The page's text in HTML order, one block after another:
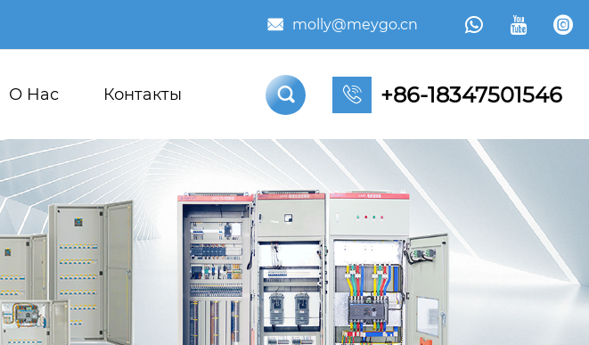
 molly@meygo.cn   
О Hас Контакты   +86-18347501546